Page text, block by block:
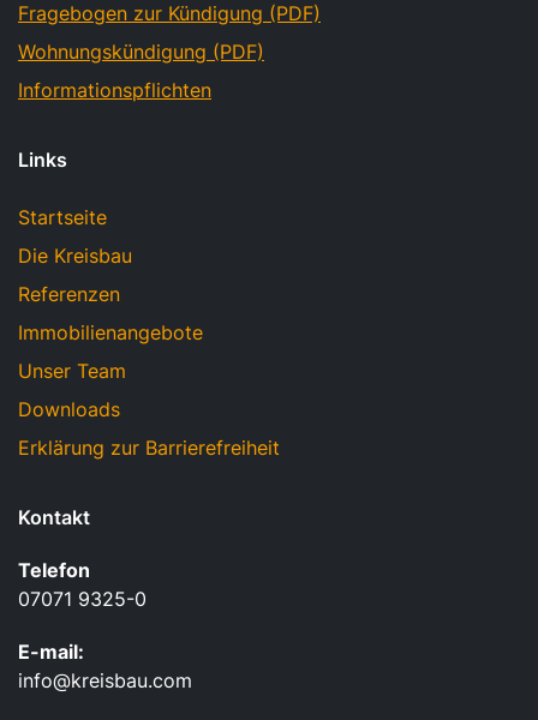
Fragebogen zur Kündigung (PDF)
Wohnungskündigung (PDF)
Informationspflichten
Links
Startseite
Die Kreisbau
Referenzen
Immobilienangebote
Unser Team
Downloads
Erklärung zur Barrierefreiheit
Kontakt
Telefon
07071 9325-0
E-mail:
info@kreisbau.com